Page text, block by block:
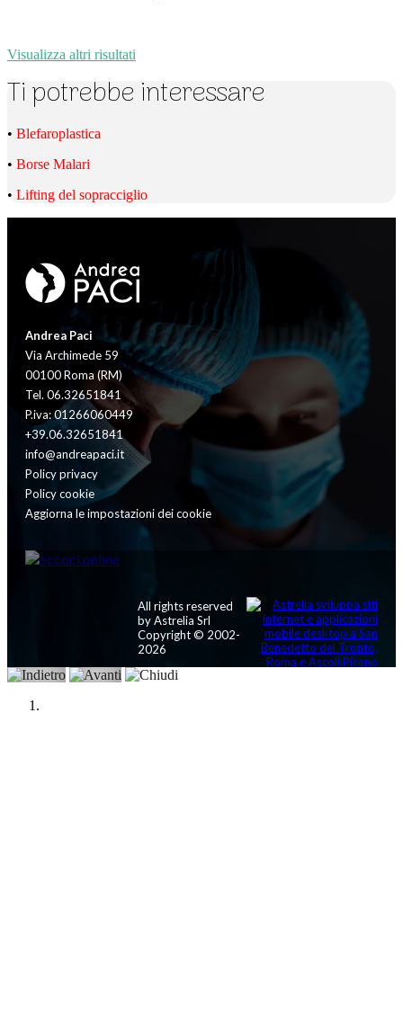
Visualizza altri risultati
Ti potrebbe interessare
• Blefaroplastica
• Borse Malari
• Lifting del sopracciglio
Andrea Paci
Via Archimede 59
00100 Roma (RM)
Tel. 06.32651841
P.iva: 01266060449
+39.06.32651841
info@andreapaci.it
Policy privacy
Policy cookie
Aggiorna le impostazioni dei cookie
All rights reserved
by Astrelia Srl
Copyright © 2002-
2026